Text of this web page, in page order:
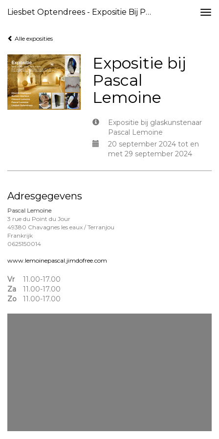
Liesbet Optendrees - Expositie Bij Pascal Lemoine
Alle exposities
Expositie bij
Pascal
Lemoine
Expositie bij glaskunstenaar
Pascal Lemoine
20 september 2024 tot en
met 29 september 2024
Adresgegevens
Pascal Lemoine
3 rue du Point du Jour
49380 Chavagnes les eaux / Terranjou
Frankrijk
0625150014
www.lemoinepascal.jimdofree.com
Vr
11.00-17.00
Za
11.00-17.00
Zo
11.00-17.00